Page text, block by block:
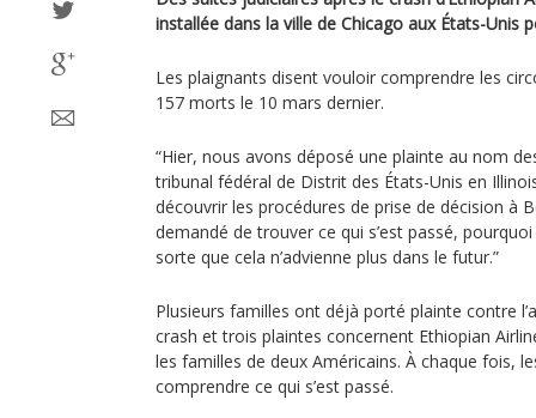
installée dans la ville de Chicago aux États-Unis
Les plaignants disent vouloir comprendre les
157 morts le 10 mars dernier.
“Hier, nous avons déposé une plainte au nom
tribunal fédéral de Distrit des États-Unis en
découvrir les procédures de prise de décision à
demandé de trouver ce qui s’est passé,
sorte que cela n’advienne plus dans le futur.”
Plusieurs familles ont déjà porté plainte contre
crash et trois plaintes concernent Ethiopian
les familles de deux Américains. À chaque fois,
comprendre ce qui s’est passé.